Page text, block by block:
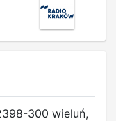
300 wieluń,